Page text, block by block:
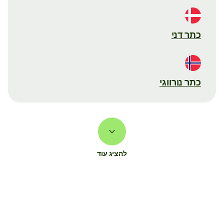
כתר דני
כתר נורווגי
להציג עוד